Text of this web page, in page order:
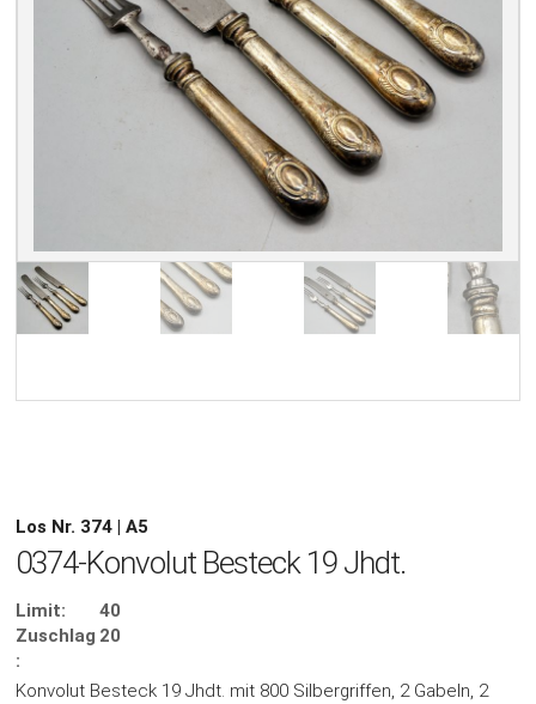
Los Nr. 374 | A5
0374-Konvolut Besteck 19 Jhdt.
Limit:
40
Zuschlag
:
20
Konvolut Besteck 19 Jhdt. mit 800 Silbergriffen, 2 Gabeln, 2